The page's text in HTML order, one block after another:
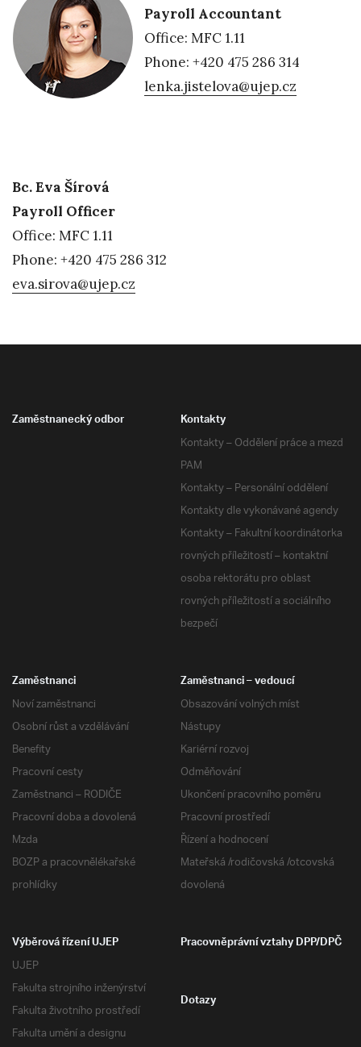
Payroll Accountant
Office: MFC 1.11
Phone: +420 475 286 314
lenka.jistelova@ujep.cz
Bc. Eva Šírová
Payroll Officer
Office: MFC 1.11
Phone: +420 475 286 312
eva.sirova@ujep.cz
Zaměstnanecký odbor Kontakty
Kontakty – Oddělení práce a mezd
PAM
Kontakty – Personální oddělení
Kontakty dle vykonávané agendy
Kontakty – Fakultní koordinátorka
rovných příležitostí – kontaktní
osoba rektorátu pro oblast
rovných příležitostí a sociálního
bezpečí
Zaměstnanci
Noví zaměstnanci
Osobní růst a vzdělávání
Benefity
Pracovní cesty
Zaměstnanci – RODIČE
Pracovní doba a dovolená
Mzda
BOZP a pracovnělékařské
prohlídky
Zaměstnanci – vedoucí
Obsazování volných míst
Nástupy
Kariérní rozvoj
Odměňování
Ukončení pracovního poměru
Pracovní prostředí
Řízení a hodnocení
Mateřská /rodičovská /otcovská
dovolená
Výběrová řízení UJEP
UJEP
Fakulta strojního inženýrství
Fakulta životního prostředí
Fakulta umění a designu
Pracovněprávní vztahy DPP/DPČ
Dotazy